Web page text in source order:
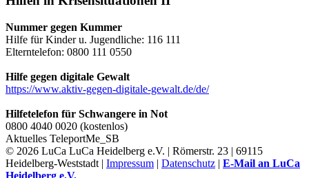
Nummer gegen Kummer
Hilfe für Kinder u. Jugendliche: 116 111
Elterntelefon: 0800 111 0550
Hilfe gegen digitale Gewalt
https://www.aktiv-gegen-digitale-gewalt.de/de/
Hilfetelefon für Schwangere in Not
0800 4040 0020 (kostenlos)
Aktuelles TeleportMe_SB
© 2026 LuCa LuCa Heidelberg e.V. | Römerstr. 23 | 69115
Heidelberg-Weststadt | Impressum | Datenschutz | E-Mail an LuCa
Heidelberg e.V.